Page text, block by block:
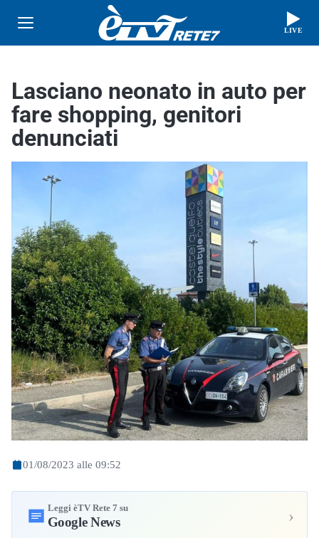
LIVE
Lasciano neonato in auto per
fare shopping, genitori
denunciati
01/08/2023 alle 09:52
Leggi èTV Rete 7 su
Google News ›